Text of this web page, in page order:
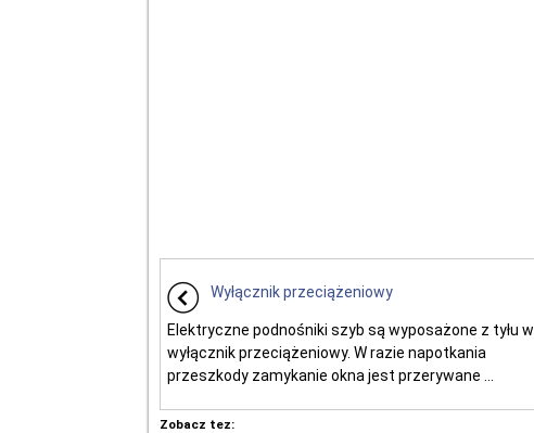
Wyłącznik przeciążeniowy
Elektryczne podnośniki szyb są wyposażone z tyłu w
wyłącznik przeciążeniowy. W razie napotkania
przeszkody zamykanie okna jest przerywane ...
Zobacz tez: